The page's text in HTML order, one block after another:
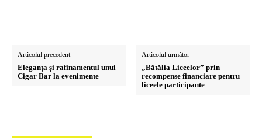
Articolul precedent
Eleganța și rafinamentul unui
Cigar Bar la evenimente
Articolul următor
„Bătălia Liceelor” prin
recompense financiare pentru
liceele participante